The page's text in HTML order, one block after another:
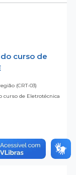
curso de
(CRT-03)
curso de Eletrotécnica